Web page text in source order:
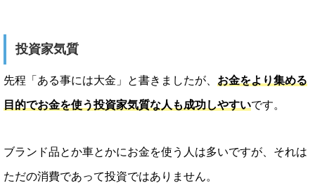
投資家気質
先程「ある事には大金」と書きましたが、 お金をより集める
目的でお金を使う投資家気質な人も成功しやすいです。
ブランド品とか車とかにお金を使う人は多いですが、それは
ただの消費であって投資ではありません。